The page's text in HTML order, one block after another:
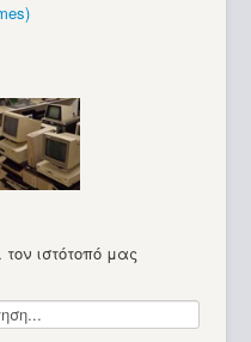
ιστότοπό μας